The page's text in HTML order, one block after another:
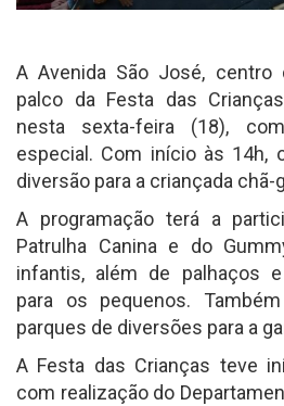
A Avenida São José, centro
palco da Festa das
nesta sexta-feira (18),
especial. Com início às 14h,
diversão para a criançada chã-
A programação terá a
Patrulha Canina e do
infantis, além de palhaços
para os pequenos.
parques de diversões para a
A Festa das Crianças teve
com realização do